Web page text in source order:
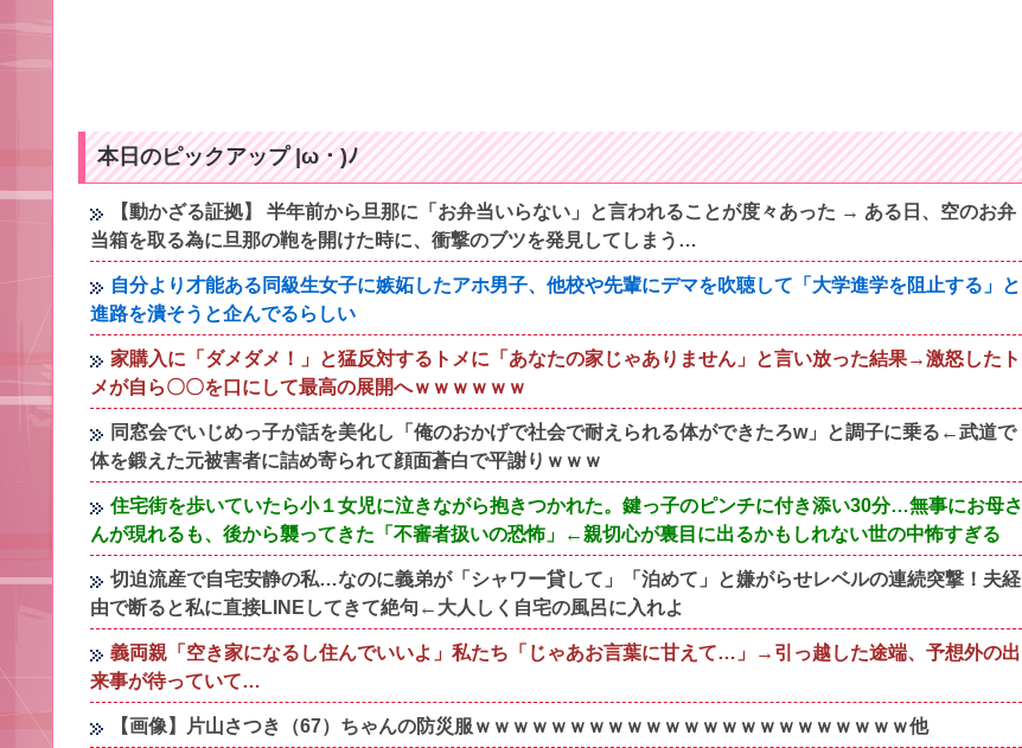
本日のピックアップ |ω・)ﾉ
【動かざる証拠】 半年前から旦那に「お弁当いらない」と言われることが度々あった → ある日、空のお弁
当箱を取る為に旦那の鞄を開けた時に、衝撃のブツを発見してしまう…
自分より才能ある同級生女子に嫉妬したアホ男子、他校や先輩にデマを吹聴して「大学進学を阻止する」と
進路を潰そうと企んでるらしい
家購入に「ダメダメ！」と猛反対するトメに「あなたの家じゃありません」と言い放った結果→激怒したト
メが自ら〇〇を口にして最高の展開へｗｗｗｗｗｗ
同窓会でいじめっ子が話を美化し「俺のおかげで社会で耐えられる体ができたろw」と調子に乗る←武道で
体を鍛えた元被害者に詰め寄られて顔面蒼白で平謝りｗｗｗ
住宅街を歩いていたら小１女児に泣きながら抱きつかれた。鍵っ子のピンチに付き添い30分…無事にお母さ
んが現れるも、後から襲ってきた「不審者扱いの恐怖」←親切心が裏目に出るかもしれない世の中怖すぎる
切迫流産で自宅安静の私…なのに義弟が「シャワー貸して」「泊めて」と嫌がらせレベルの連続突撃！夫経
由で断ると私に直接LINEしてきて絶句←大人しく自宅の風呂に入れよ
義両親「空き家になるし住んでいいよ」私たち「じゃあお言葉に甘えて…」→引っ越した途端、予想外の出
来事が待っていて…
【画像】片山さつき（67）ちゃんの防災服ｗｗｗｗｗｗｗｗｗｗｗｗｗｗｗｗｗｗｗｗｗｗｗ他